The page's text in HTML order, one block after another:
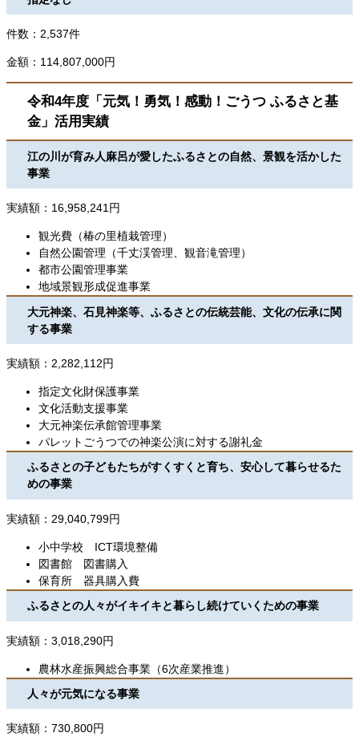
件数：2,537件
金額：114,807,000円
令和4年度 「元気！勇気！感動！ごうつ ふるさと基
金」 活用実績
江の川が育み人麻呂が愛したふるさとの自然、景観を活かした
事業
実績額：16,958,241円
観光費（椿の里植栽管理）
自然公園管理（千丈渓管理、観音滝管理）
都市公園管理事業
地域景観形成促進事業
大元神楽、石見神楽等、ふるさとの伝統芸能、文化の伝承に関
する事業
実績額：2,282,112円
指定文化財保護事業
文化活動支援事業
大元神楽伝承館管理事業
パレットごうつでの神楽公演に対する謝礼金
ふるさとの子どもたちがすくすくと育ち、安心して暮らせるた
めの事業
実績額：29,040,799円
小中学校 ICT環境整備
図書館 図書購入
保育所 器具購入費
ふるさとの人々がイキイキと暮らし続けていくための事業
実績額：3,018,290円
農林水産振興総合事業（6次産業推進）
人々が元気になる事業
実績額：730,800円